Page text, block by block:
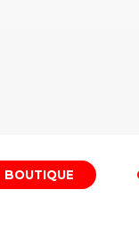
BOUTIQUE